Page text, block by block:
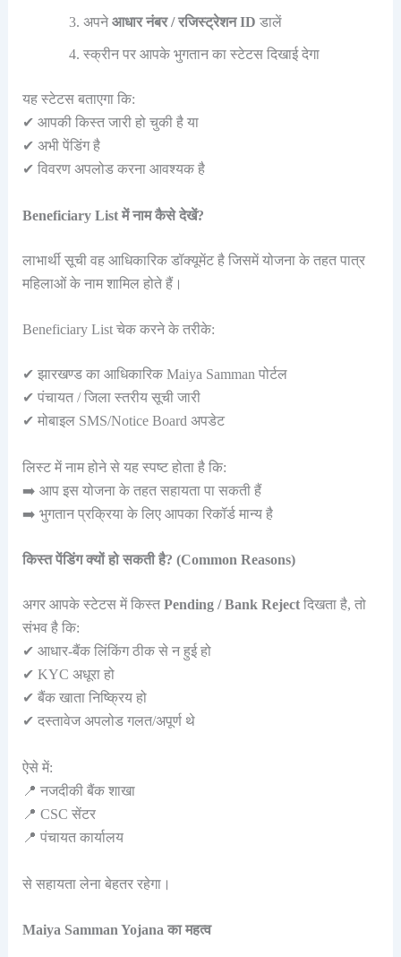
अपनेआधार नंबर / रजिस्ट्रेशन ID डालें
स्क्रीन पर आपके भुगतान का स्टेटस दिखाई देगा
यह स्टेटस बताएगा कि:
✔ आपकी किस्त जारी हो चुकी है या
✔ अभी पेंडिंग है
✔ विवरण अपलोड करना आवश्यक है
Beneficiary List में नाम कैसे देखें?
लाभार्थी सूची वह आधिकारिक डॉक्यूमेंट है जिसमें योजना के तहत पात्र
महिलाओं के नाम शामिल होते हैं।
Beneficiary List चेक करने के तरीके:
✔ झारखण्ड का आधिकारिक Maiya Samman पोर्टल
✔ पंचायत / जिला स्तरीय सूची जारी
✔ मोबाइल SMS/Notice Board अपडेट
लिस्ट में नाम होने से यह स्पष्ट होता है कि:
➡️ आप इस योजना के तहत सहायता पा सकती हैं
➡️ भुगतान प्रक्रिया के लिए आपका रिकॉर्ड मान्य है
किस्त पेंडिंग क्यों हो सकती है? (Common Reasons)
अगर आपके स्टेटस में किस्त Pending / Bank Rejectदिखता है, तो
संभव है कि:
✔ आधार-बैंक लिंकिंग ठीक से न हुई हो
✔ KYC अधूरा हो
✔ बैंक खाता निष्क्रिय हो
✔ दस्तावेज अपलोड गलत/अपूर्ण थे
ऐसे में:
📍 नजदीकी बैंक शाखा
📍 CSC सेंटर
📍 पंचायत कार्यालय
से सहायता लेना बेहतर रहेगा।
Maiya Samman Yojana का महत्व